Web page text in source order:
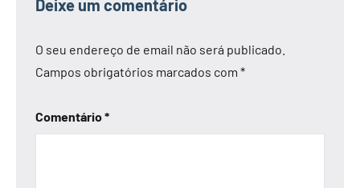
Deixe um comentário
O seu endereço de email não será publicado.
Campos obrigatórios marcados com *
Comentário*